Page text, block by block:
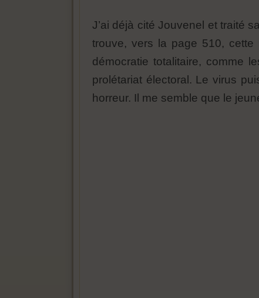
J’ai déjà cité Jouvenel et traité
trouve, vers la page 510, cette
démocratie totalitaire, comme
prolétariat électoral. Le virus
horreur. Il me semble que le